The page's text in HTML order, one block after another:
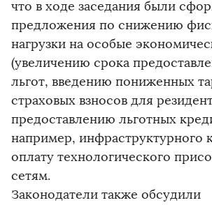
что в ходе заседания были
предложения по снижению
нагрузки на особые
(увеличению срока
льгот, введению пониженных
страховых взносов для
предоставлению льготных
например, инфраструктурного
оплату технологического
сетям.
Законодатели также обсудили